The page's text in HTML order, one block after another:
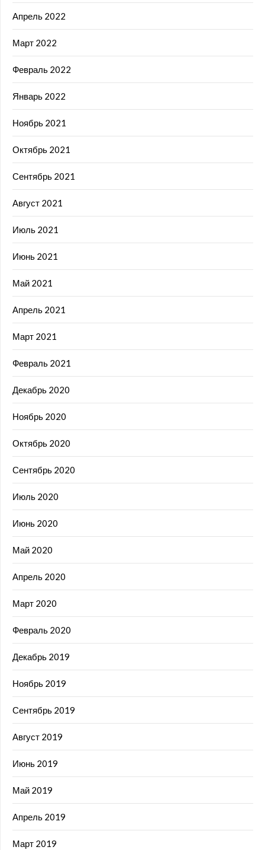
Апрель 2022
Март 2022
Февраль 2022
Январь 2022
Ноябрь 2021
Октябрь 2021
Сентябрь 2021
Август 2021
Июль 2021
Июнь 2021
Май 2021
Апрель 2021
Март 2021
Февраль 2021
Декабрь 2020
Ноябрь 2020
Октябрь 2020
Сентябрь 2020
Июль 2020
Июнь 2020
Май 2020
Апрель 2020
Март 2020
Февраль 2020
Декабрь 2019
Ноябрь 2019
Сентябрь 2019
Август 2019
Июнь 2019
Май 2019
Апрель 2019
Март 2019